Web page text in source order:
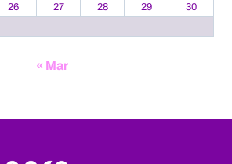
26 27 28 29
30
« Mar